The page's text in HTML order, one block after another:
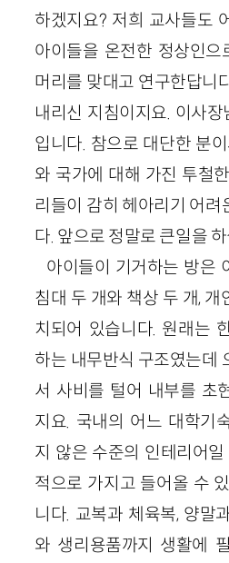
하겠지요? 저희 교사들도
아이들을 온전한 정상인
머리를 맞대고 연구한답니
내리신 지침이지요. 이사
입니다. 참으로 대단한 분
와 국가에 대해 가진 투철
리들이 감히 헤아리기 어려
다. 앞으로 정말로 큰일을
아이들이 기거하는 방은
침대 두 개와 책상 두 개, 개
치되어 있습니다. 원래는
하는 내무반식 구조였는데
서 사비를 털어 내부를 초
지요. 국내의 어느 대학기
지 않은 수준의 인테리어
적으로 가지고 들어올 수
니다. 교복과 체육복, 양말
와 생리용품까지 생활에